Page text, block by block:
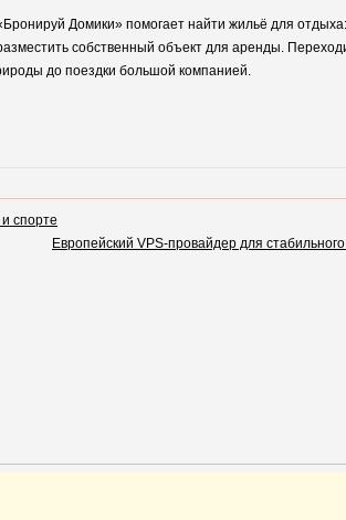
Домики» помогает найти жильё для
собственный объект для аренды.
до поездки большой компанией.
спорте
Европейский VPS-провайдер для